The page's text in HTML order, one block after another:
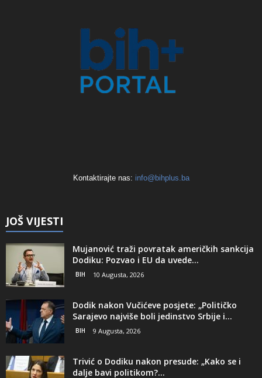
Kontaktirajte nas: info@bihplus.ba
JOŠ VIJESTI
Mujanović traži povratak američkih sankcija
Dodiku: Pozvao i EU da uvede...
BIH 10 Augusta, 2026
Dodik nakon Vučićeve posjete: „Političko
Sarajevo najviše boli jedinstvo Srbije i...
BIH 9 Augusta, 2026
Trivić o Dodiku nakon presude: „Kako se i
dalje bavi politikom?...